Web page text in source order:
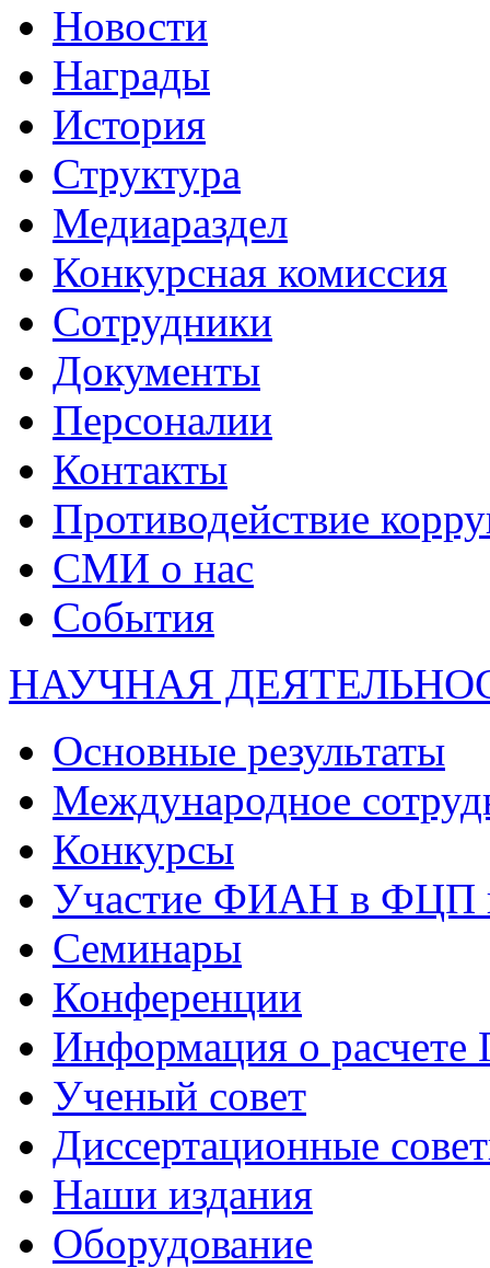
Новости
Награды
История
Структура
Медиараздел
Конкурсная комиссия
Сотрудники
Документы
Персоналии
Контакты
Противодействие
СМИ о нас
События
НАУЧНАЯ
Основные результаты
Международное
Конкурсы
Участие ФИАН в ФЦП
Семинары
Конференции
Информация о
Ученый совет
Диссертационные
Наши издания
Оборудование